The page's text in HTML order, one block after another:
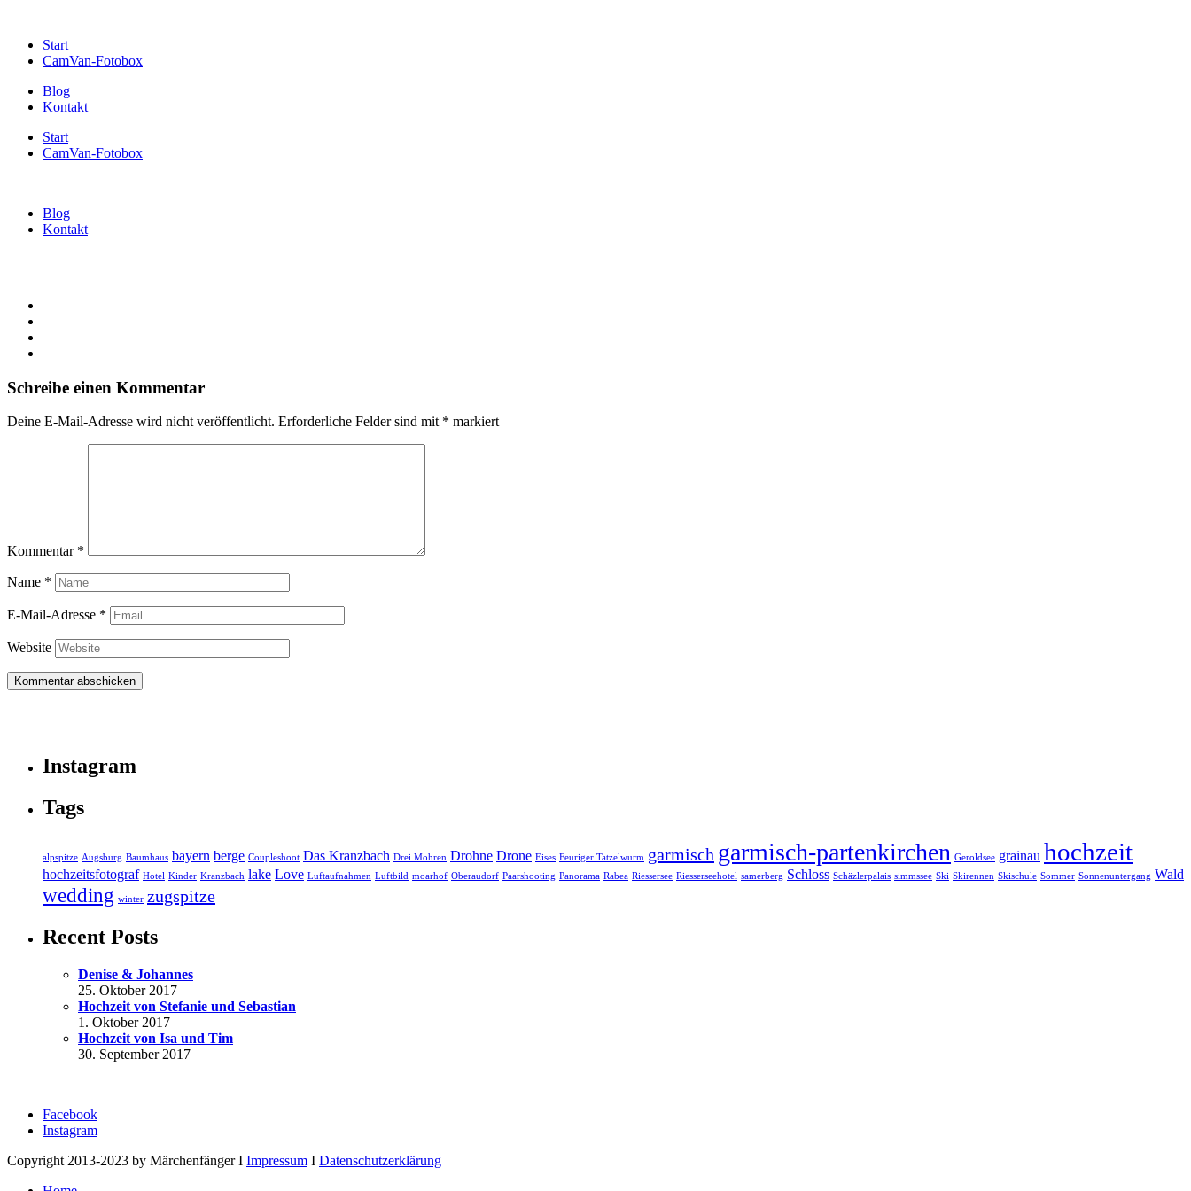
Start
CamVan-Fotobox
Blog
Kontakt
Start
CamVan-Fotobox
Blog
Kontakt
Schreibe einen Kommentar
Deine E-Mail-Adresse wird nicht veröffentlicht. Erforderliche Felder sind mit * markiert
Kommentar *
Name *
E-Mail-Adresse *
Website
Instagram
Tags
alpspitze Augsburg Baumhaus bayern berge Coupleshoot Das Kranzbach Drei Mohren Drohne Drone Eises Feuriger Tatzelwurm garmisch garmisch-partenkirchen Geroldsee grainau hochzeit
hochzeitsfotograf Hotel Kinder Kranzbach lake Love Luftaufnahmen Luftbild moarhof Oberaudorf Paarshooting Panorama Rabea Riessersee Riesserseehotel samerberg Schloss Schäzlerpalais simmssee Ski Skirennen Skischule Sommer Sonnenuntergang Wald
wedding winter zugspitze
Recent Posts
Denise & Johannes
25. Oktober 2017
Hochzeit von Stefanie und Sebastian
1. Oktober 2017
Hochzeit von Isa und Tim
30. September 2017
Facebook
Instagram
Copyright 2013-2023 by Märchenfänger I Impressum I Datenschutzerklärung